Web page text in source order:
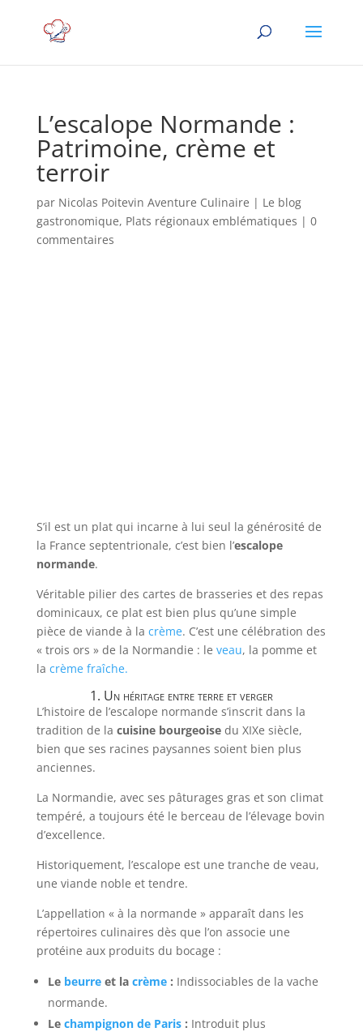
L’escalope Normande :
Patrimoine, crème et
terroir
par Nicolas Poitevin Aventure Culinaire | Le blog
gastronomique, Plats régionaux emblématiques | 0
commentaires
S’il est un plat qui incarne à lui seul la générosité de
la France septentrionale, c’est bien l’escalope
normande.
Véritable pilier des cartes de brasseries et des repas
dominicaux, ce plat est bien plus qu’une simple
pièce de viande à la crème. C’est une célébration des
« trois ors » de la Normandie : le veau, la pomme et
la crème fraîche.
1. Un héritage entre terre et verger
L’histoire de l’escalope normande s’inscrit dans la
tradition de la cuisine bourgeoisedu XIXe siècle,
bien que ses racines paysannes soient bien plus
anciennes.
La Normandie, avec ses pâturages gras et son climat
tempéré, a toujours été le berceau de l’élevage bovin
d’excellence.
Historiquement, l’escalope est une tranche de veau,
une viande noble et tendre.
L’appellation « à la normande » apparaît dans les
répertoires culinaires dès que l’on associe une
protéine aux produits du bocage :
Le beurreet la crème: Indissociables de la vache
normande.
Le champignon de Paris: Introduit plus